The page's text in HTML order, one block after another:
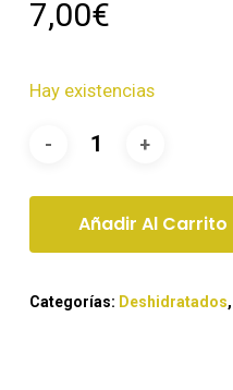
7,00€
Hay existencias
Añadir Al Carrito
Categorías: Deshidratados,